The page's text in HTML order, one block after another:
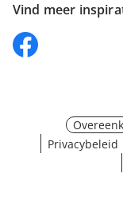
Vind meer
Privacybeleid